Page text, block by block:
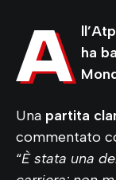
A ha
Una partita
commentato
“È stata una